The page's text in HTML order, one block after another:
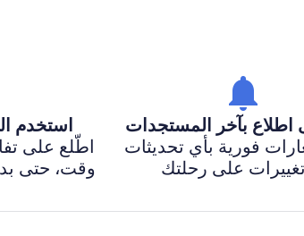
اطلاع بآخر المستجدات
فورية بأي تحديثات
على رحلتك
استخدم
اطّلع على
وقت، حتى